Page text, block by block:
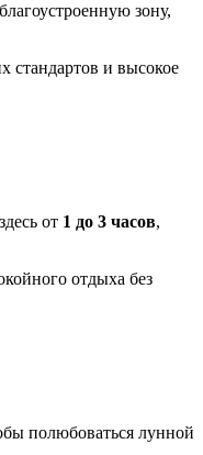
зону,
стандартов и высокое
от 1 до 3 часов,
отдыха без
полюбоваться лунной